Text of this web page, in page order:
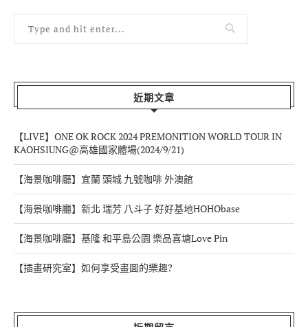
近期文章
【LIVE】ONE OK ROCK 2024 PREMONITION WORLD TOUR IN
KAOHSIUNG@高雄國家體場(2024/9/21)
【海景咖啡廳】宜蘭 頭城 九號咖啡 外澳館
【海景咖啡廳】新北 瑞芳 八斗子 好好基地HOHObase
【海景咖啡廳】基隆 和平島公園 樂品喜塘Love Pin
【插畫研究室】如何享受畫圖的樂趣?